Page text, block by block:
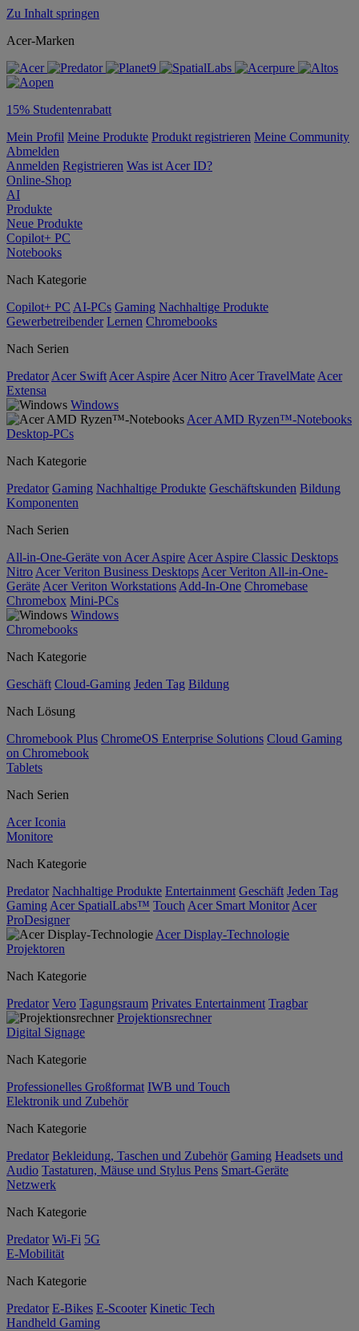
Zu Inhalt springen
Acer-Marken
15% Studentenrabatt
Mein Profil Meine Produkte Produkt registrieren Meine Community
Abmelden
Anmelden Registrieren Was ist Acer ID?
Online-Shop
AI
Produkte
Neue Produkte
Copilot+ PC
Notebooks
Nach Kategorie
Copilot+ PC AI-PCs Gaming Nachhaltige Produkte
Gewerbetreibender Lernen Chromebooks
Nach Serien
Predator Acer Swift Acer Aspire Acer Nitro Acer TravelMate Acer
Extensa
Windows
Acer AMD Ryzen™-Notebooks
Desktop-PCs
Nach Kategorie
Predator Gaming Nachhaltige Produkte Geschäftskunden Bildung
Komponenten
Nach Serien
All-in-One-Geräte von Acer Aspire Acer Aspire Classic Desktops
Nitro Acer Veriton Business Desktops Acer Veriton All-in-One-
Geräte Acer Veriton Workstations Add-In-One Chromebase
Chromebox Mini-PCs
Windows
Chromebooks
Nach Kategorie
Geschäft Cloud-Gaming Jeden Tag Bildung
Nach Lösung
Chromebook Plus ChromeOS Enterprise Solutions Cloud Gaming
on Chromebook
Tablets
Nach Serien
Acer Iconia
Monitore
Nach Kategorie
Predator Nachhaltige Produkte Entertainment Geschäft Jeden Tag
Gaming Acer SpatialLabs™ Touch Acer Smart Monitor Acer
ProDesigner
Acer Display-Technologie
Projektoren
Nach Kategorie
Predator Vero Tagungsraum Privates Entertainment Tragbar
Projektionsrechner
Digital Signage
Nach Kategorie
Professionelles Großformat IWB und Touch
Elektronik und Zubehör
Nach Kategorie
Predator Bekleidung, Taschen und Zubehör Gaming Headsets und
Audio Tastaturen, Mäuse und Stylus Pens Smart-Geräte
Netzwerk
Nach Kategorie
Predator Wi-Fi 5G
E-Mobilität
Nach Kategorie
Predator E-Bikes E-Scooter Kinetic Tech
Handheld Gaming